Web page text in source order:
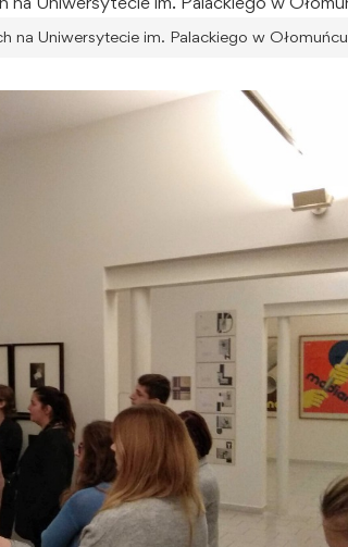
na Uniwersytecie im. Palackiego w Ołomuńcu